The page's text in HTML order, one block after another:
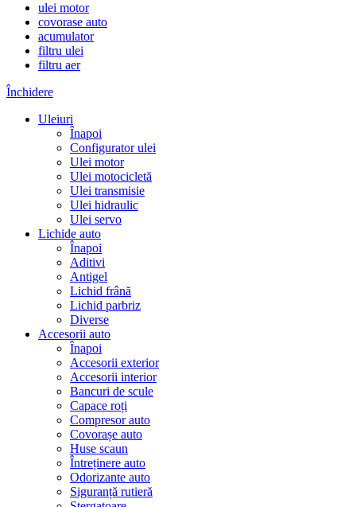
ulei motor
covorase auto
acumulator
filtru ulei
filtru aer
Închidere
Uleiuri
Înapoi
Configurator ulei
Ulei motor
Ulei motocicletă
Ulei transmisie
Ulei hidraulic
Ulei servo
Lichide auto
Înapoi
Aditivi
Antigel
Lichid frână
Lichid parbriz
Diverse
Accesorii auto
Înapoi
Accesorii exterior
Accesorii interior
Bancuri de scule
Capace roți
Compresor auto
Covorașe auto
Huse scaun
Întreținere auto
Odorizante auto
Siguranță rutieră